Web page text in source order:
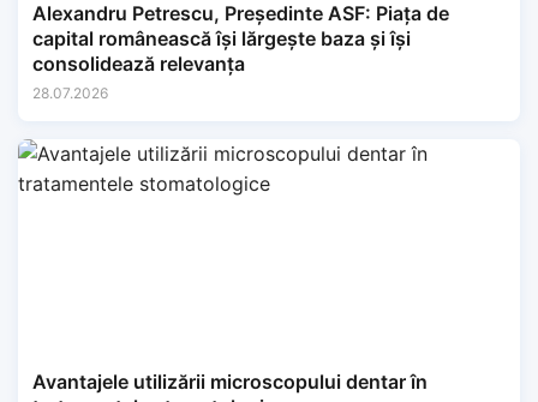
Alexandru Petrescu, Președinte ASF: Piața de
capital românească își lărgește baza și își
consolidează relevanța
28.07.2026
Avantajele utilizării microscopului dentar în